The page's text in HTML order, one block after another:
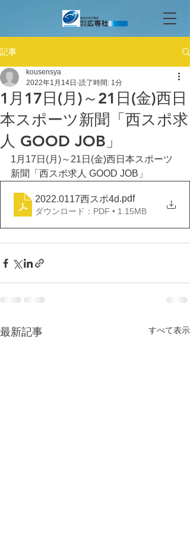
記事
1月17日(月)～21日(金)西日
本スポーツ新聞「西スポ求
人 GOOD JOB」
kousensya
2022年1月14日 読了時間: 1分
1月17日(月)～21日(金)西日本スポーツ
新聞「西スポ求人 GOOD JOB」
2022.0117西スポ4d.pdf
ダウンロード：PDF • 1.15MB
最新記事 すべて表示